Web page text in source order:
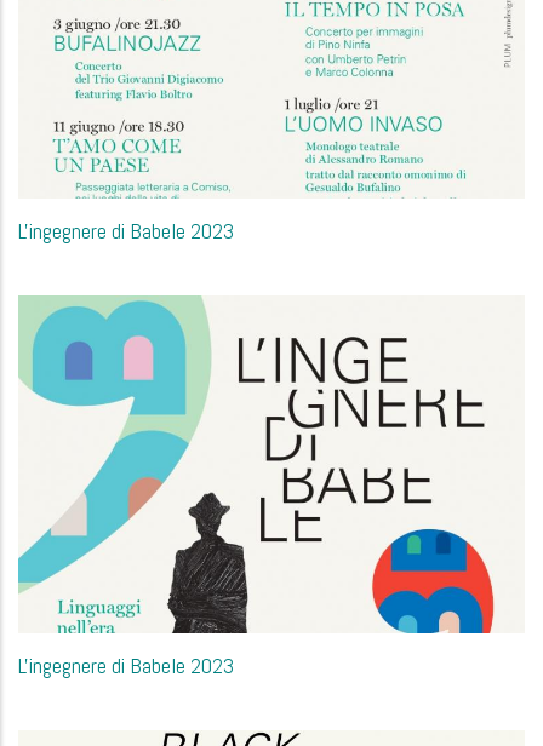
L'ingegnere di Babele 2023
L'ingegnere di Babele 2023